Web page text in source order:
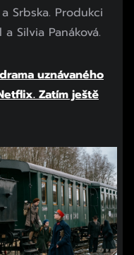
Srbska. Produkci
Silvia Panáková.
uznávaného
Zatím ještě